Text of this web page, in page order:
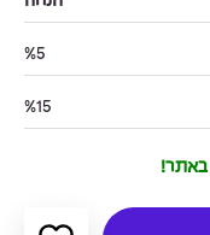
%5
%15
באתר!